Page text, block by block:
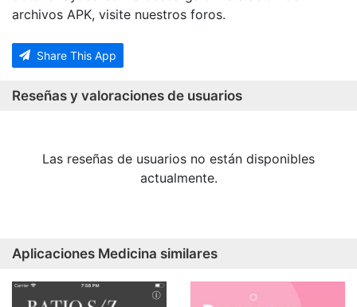
archivos APK, visite nuestros foros.
Share This App
Reseñas y valoraciones de usuarios
Las reseñas de usuarios no están disponibles
actualmente.
Aplicaciones Medicina similares